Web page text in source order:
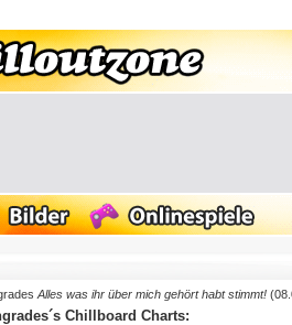
Alles was ihr über mich gehört habt stimmt!
Chillboard Charts: